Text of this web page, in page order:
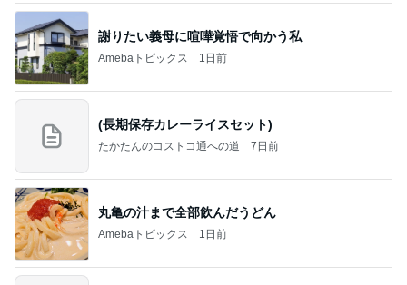
謝りたい義母に喧嘩覚悟で向かう私
Amebaトピックス 1日前
(長期保存カレーライスセット)
たかたんのコストコ通への道 7日前
丸亀の汁まで全部飲んだうどん
Amebaトピックス 1日前